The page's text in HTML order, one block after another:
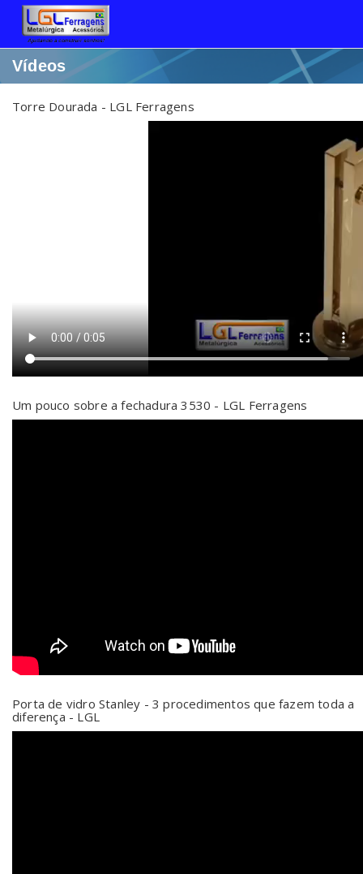
Vídeos
Torre Dourada - LGL Ferragens
Um pouco sobre a fechadura 3530 - LGL Ferragens
Porta de vidro Stanley - 3 procedimentos que fazem toda a
diferença - LGL